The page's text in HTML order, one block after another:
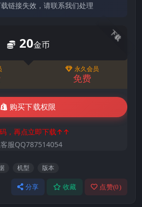
链接失效，请联系我们处理
下载
20金币
永久会员
免费
购买下载权限
，再点立即下载↑↑
服QQ787514054
机型 版本
分享 收藏 点赞(0)